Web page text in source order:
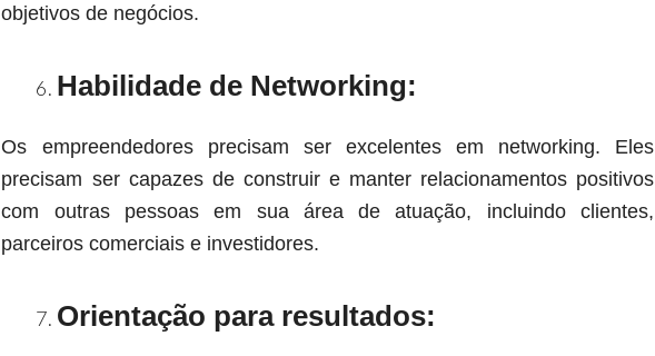
objetivos de negócios.
Habilidade de Networking:
Os empreendedores precisam ser excelentes em networking. Eles
precisam ser capazes de construir e manter relacionamentos positivos
com outras pessoas em sua área de atuação, incluindo clientes,
parceiros comerciais e investidores.
Orientação para resultados: